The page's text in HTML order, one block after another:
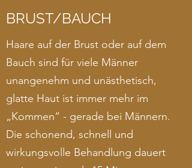
BRUST/BAUCH
Haare auf der Brust oder auf dem
Bauch sind für viele Männer
unangenehm und unästhetisch,
glatte Haut ist immer mehr im
„Kommen“ - gerade bei Männern.
Die schonend, schnell und
wirkungsvolle Behandlung dauert